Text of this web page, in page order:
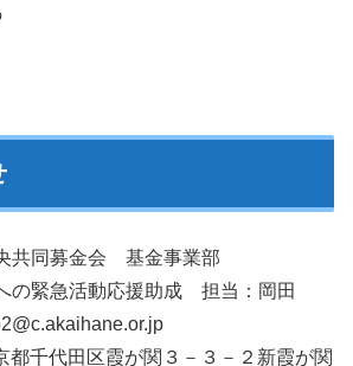
共同募金会 基金事業部
の緊急活動応援助成 担当：岡田
千代田区霞が関３－３－２新霞が関